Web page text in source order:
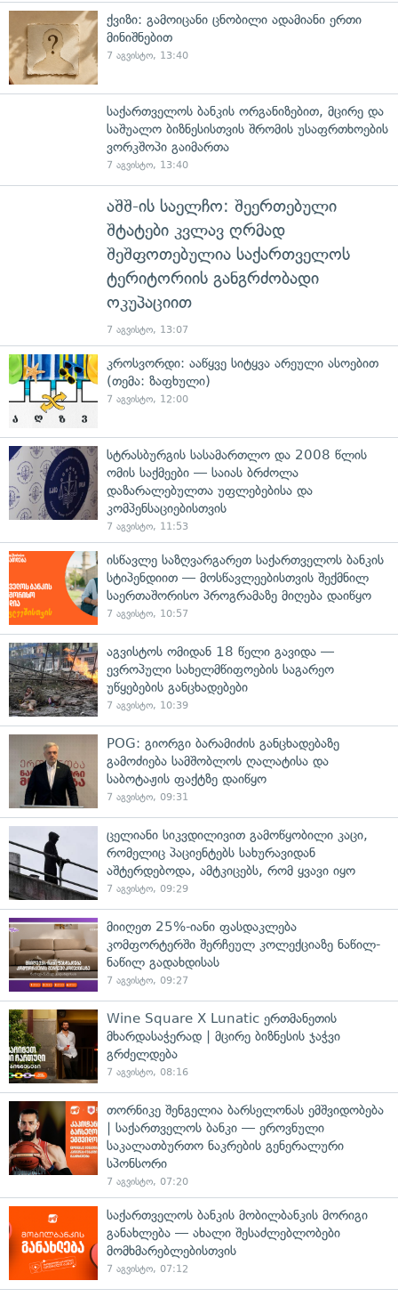
ქვიზი: გამოიცანი ცნობილი ადამიანი ერთი
მინიშნებით
7 აგვისტო, 13:40
საქართველოს ბანკის ორგანიზებით, მცირე და
საშუალო ბიზნესისთვის შრომის უსაფრთხოების
ვორკშოპი გაიმართა
7 აგვისტო, 13:40
აშშ-ის საელჩო: შეერთებული
შტატები კვლავ ღრმად
შეშფოთებულია საქართველოს
ტერიტორიის განგრძობადი
ოკუპაციით
7 აგვისტო, 13:07
კროსვორდი: ააწყვე სიტყვა არეული ასოებით
(თემა: ზაფხული)
7 აგვისტო, 12:00
სტრასბურგის სასამართლო და 2008 წლის
ომის საქმეები — საიას ბრძოლა
დაზარალებულთა უფლებებისა და
კომპენსაციებისთვის
7 აგვისტო, 11:53
ისწავლე საზღვარგარეთ საქართველოს ბანკის
სტიპენდიით — მოსწავლეებისთვის შექმნილ
საერთაშორისო პროგრამაზე მიღება დაიწყო
7 აგვისტო, 10:57
აგვისტოს ომიდან 18 წელი გავიდა —
ევროპული სახელმწიფოების საგარეო
უწყებების განცხადებები
7 აგვისტო, 10:39
POG: გიორგი ბარამიძის განცხადებაზე
გამოძიება სამშობლოს ღალატისა და
საბოტაჟის ფაქტზე დაიწყო
7 აგვისტო, 09:31
ცელიანი სიკვდილივით გამოწყობილი კაცი,
რომელიც პაციენტებს სახურავიდან
აშტერდებოდა, ამტკიცებს, რომ ყვავი იყო
7 აგვისტო, 09:29
მიიღეთ 25%-იანი ფასდაკლება
კომფორტერში შერჩეულ კოლექციაზე ნაწილ-
ნაწილ გადახდისას
7 აგვისტო, 09:27
Wine Square X Lunatic ერთმანეთის
მხარდასაჭერად | მცირე ბიზნესის ჯაჭვი
გრძელდება
7 აგვისტო, 08:16
თორნიკე შენგელია ბარსელონას ემშვიდობება
| საქართველოს ბანკი — ეროვნული
საკალათბურთო ნაკრების გენერალური
სპონსორი
7 აგვისტო, 07:20
საქართველოს ბანკის მობილბანკის მორიგი
განახლება — ახალი შესაძლებლობები
მომხმარებლებისთვის
7 აგვისტო, 07:12